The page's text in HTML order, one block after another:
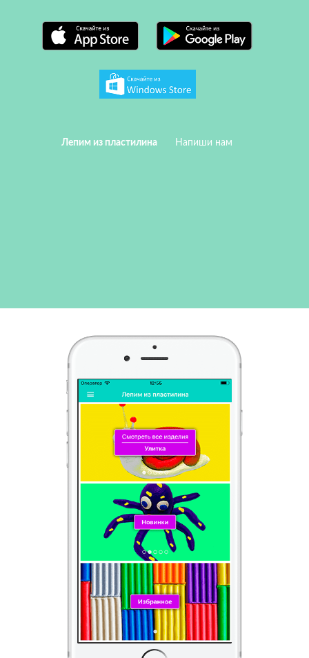
Лепим из пластилина Напиши нам